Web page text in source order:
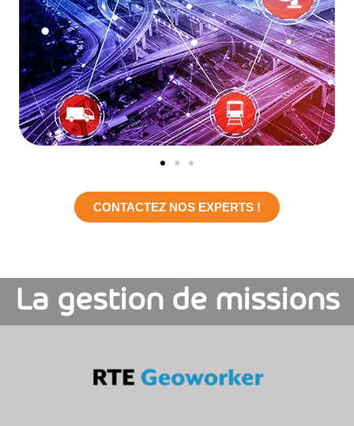
CONTACTEZ NOS EXPERTS !
La gestion de missions